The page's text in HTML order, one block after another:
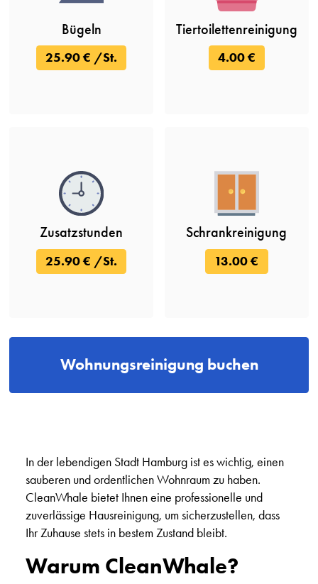
Bügeln
25.90 € /St.
Tiertoilettenreinigung
4.00 €
Zusatzstunden
25.90 € /St.
Schrankreinigung
13.00 €
Wohnungsreinigung buchen
In der lebendigen Stadt Hamburg ist es wichtig, einen
sauberen und ordentlichen Wohnraum zu haben.
CleanWhale bietet Ihnen eine professionelle und
zuverlässige Hausreinigung, um sicherzustellen, dass
Ihr Zuhause stets in bestem Zustand bleibt.
Warum CleanWhale?